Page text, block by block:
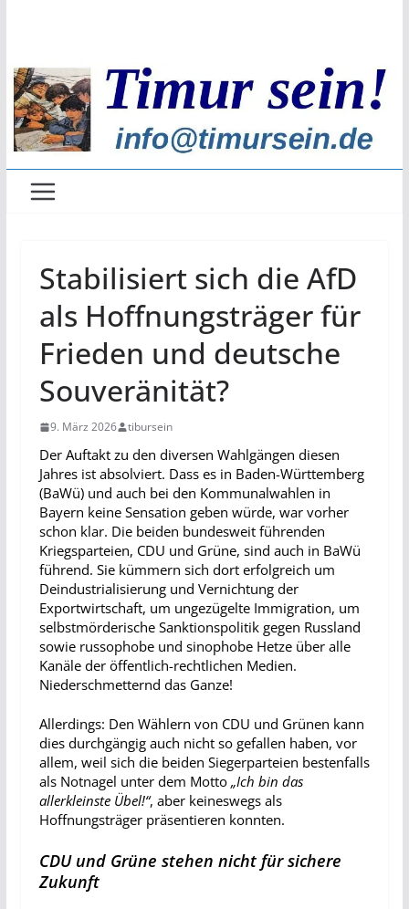
Stabilisiert sich die AfD
als Hoffnungsträger für
Frieden und deutsche
Souveränität?
9. März 2026 tibursein
Der Auftakt zu den diversen Wahlgängen diesen
Jahres ist absolviert. Dass es in Baden-Württemberg
(BaWü) und auch bei den Kommunalwahlen in
Bayern keine Sensation geben würde, war vorher
schon klar. Die beiden bundesweit führenden
Kriegsparteien, CDU und Grüne, sind auch in BaWü
führend. Sie kümmern sich dort erfolgreich um
Deindustrialisierung und Vernichtung der
Exportwirtschaft, um ungezügelte Immigration, um
selbstmörderische Sanktionspolitik gegen Russland
sowie russophobe und sinophobe Hetze über alle
Kanäle der öffentlich-rechtlichen Medien.
Niederschmetternd das Ganze!
Allerdings: Den Wählern von CDU und Grünen kann
dies durchgängig auch nicht so gefallen haben, vor
allem, weil sich die beiden Siegerparteien bestenfalls
als Notnagel unter dem Motto „Ich bin das
allerkleinste Übel!“, aber keineswegs als
Hoffnungsträger präsentieren konnten.
CDU und Grüne stehen nicht für sichere
Zukunft